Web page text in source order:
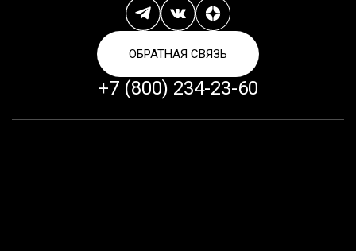
ОБРАТНАЯ СВЯЗЬ
+7 (800) 234-23-60